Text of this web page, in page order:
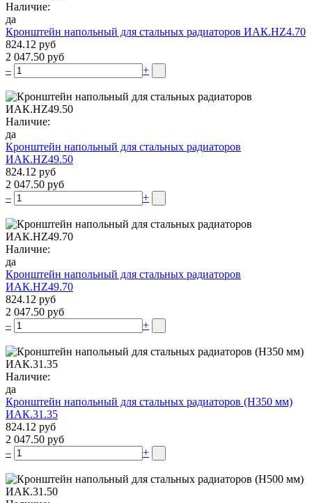
Наличие:
да
Кронштейн напольный для стальных радиаторов ИАК.НZ4.70
824.12 руб
2 047.50 руб
–
+
Наличие:
да
Кронштейн напольный для стальных радиаторов
ИАК.НZ49.50
824.12 руб
2 047.50 руб
–
+
Наличие:
да
Кронштейн напольный для стальных радиаторов
ИАК.НZ49.70
824.12 руб
2 047.50 руб
–
+
Наличие:
да
Кронштейн напольный для стальных радиаторов (Н350 мм)
ИАК.31.35
824.12 руб
2 047.50 руб
–
+